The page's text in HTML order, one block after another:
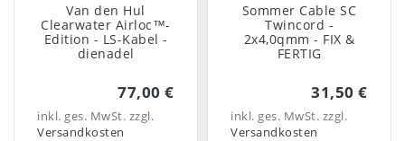
Van den Hul
Clearwater Airloc™-
Edition - LS-Kabel -
dienadel
77,00 €
inkl. ges. MwSt. zzgl.
Versandkosten
Sommer Cable SC
Twincord -
2x4,0qmm - FIX &
FERTIG
31,50 €
inkl. ges. MwSt. zzgl.
Versandkosten